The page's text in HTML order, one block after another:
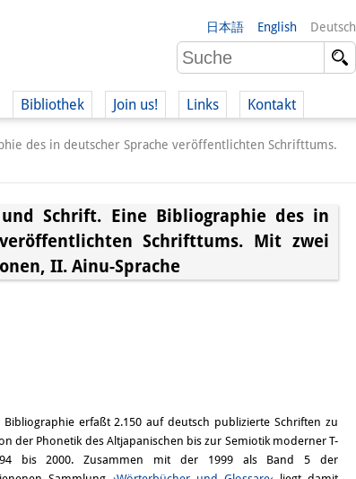
日本語 English Deutsch
Bibliothek Join us! Links Kontakt
des in deutscher Sprache veröffentlichten Schrifttums.
und Schrift. Eine Bibliographie des in
Schrifttums. Mit zwei
II. Ainu-Sprache
erfaßt 2.150 auf deutsch publizierte Schriften zu
der Phonetik des Altjapanischen bis zur Semiotik moderner T-
bis 2000. Zusammen mit der 1999 als Band 5 der